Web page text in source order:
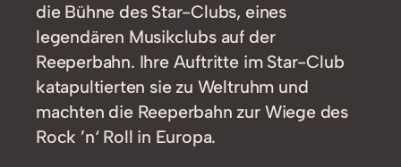
die Bühne des Star-Clubs, eines
legendären Musikclubs auf der
Reeperbahn. Ihre Auftritte im Star-Club
katapultierten sie zu Weltruhm und
machten die Reeperbahn zur Wiege des
Rock ’n‘ Roll in Europa.